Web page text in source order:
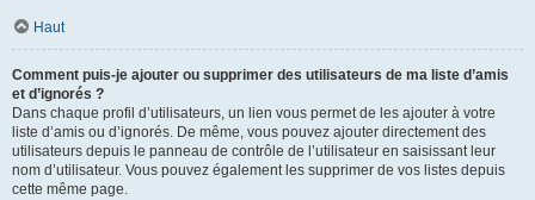
Haut
Comment puis-je ajouter ou supprimer des utilisateurs de ma liste d’amis
et d’ignorés ?
Dans chaque profil d’utilisateurs, un lien vous permet de les ajouter à votre
liste d’amis ou d’ignorés. De même, vous pouvez ajouter directement des
utilisateurs depuis le panneau de contrôle de l’utilisateur en saisissant leur
nom d’utilisateur. Vous pouvez également les supprimer de vos listes depuis
cette même page.